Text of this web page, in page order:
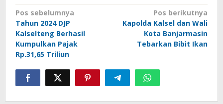
Navigasi
pos
Pos sebelumnya
Tahun 2024 DJP
Kalselteng Berhasil
Kumpulkan Pajak
Rp.31,65 Triliun
Pos berikutnya
Kapolda Kalsel dan Wali
Kota Banjarmasin
Tebarkan Bibit Ikan